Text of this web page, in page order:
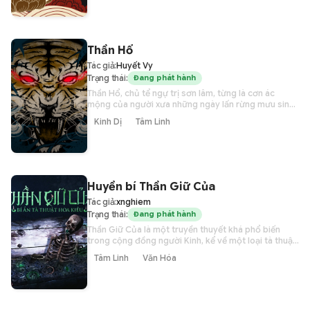
người Việt xưa.
Thần Hổ
Tác giả:Huyết Vy
Trạng thái:
Đang phát hành
Thần Hổ, chủ tể ngự trị sơn lâm, từng là cơn ác
mộng của người xưa những ngày lấn rừng mưu sinh,
mở mang bờ cõi. Ngày nay, dù hổ không còn là mối
nguy hại trong tự nhiên nhưng nỗi ám ảnh hổ khiến
Kinh Dị Tâm Linh
Huyền bí Thần Giữ Của
Tác giả:xnghiem
Trạng thái:
Đang phát hành
Thần Giữ Của là một truyền thuyết khá phổ biến
trong cộng đồng người Kinh, kể về một loại tà thuật
thường được các Hoa kiều sử dụng để bảo vệ kho
báu của mình. Không rõ truyền thuyết này có nguồn
Tâm Linh Văn Hóa